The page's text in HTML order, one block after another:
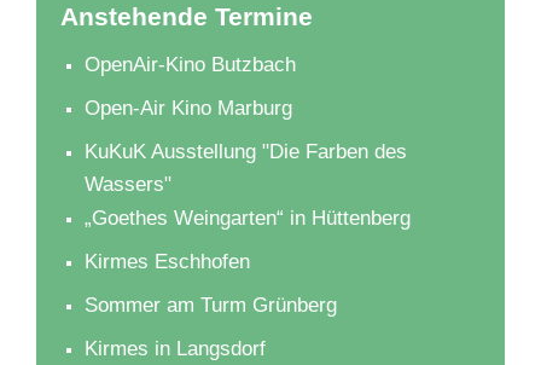
Anstehende Termine
OpenAir-Kino Butzbach
Open-Air Kino Marburg
KuKuK Ausstellung "Die Farben des
Wassers"
„Goethes Weingarten“ in Hüttenberg
Kirmes Eschhofen
Sommer am Turm Grünberg
Kirmes in Langsdorf